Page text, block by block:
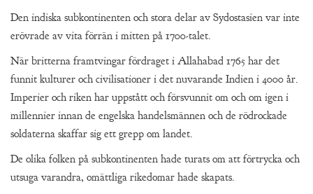
Den indiska subkontinenten och stora delar av Sydostasien var inte
erövrade av vita förrän i mitten på 1700-talet.
När britterna framtvingar fördraget i Allahabad 1765 har det
funnit kulturer och civilisationer i det nuvarande Indien i 4000 år.
Imperier och riken har uppstått och försvunnit om och om igen i
millennier innan de engelska handelsmännen och de rödrockade
soldaterna skaffar sig ett grepp om landet.
De olika folken på subkontinenten hade turats om att förtrycka och
utsuga varandra, omättliga rikedomar hade skapats.